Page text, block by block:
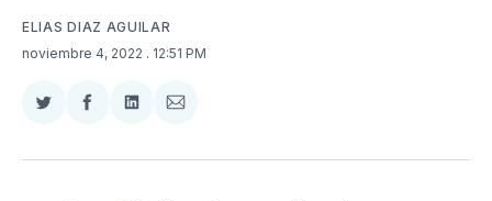
ELIAS DIAZ AGUILAR
noviembre 4, 2022 . 12:51 PM
Compartir
Twitter
Compartir
Facebook
Compartir
LinkedIn
Compartir
Email